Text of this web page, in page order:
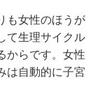
も女性のほうが
て生理サイクル
からです。女性
は自動的に子宮